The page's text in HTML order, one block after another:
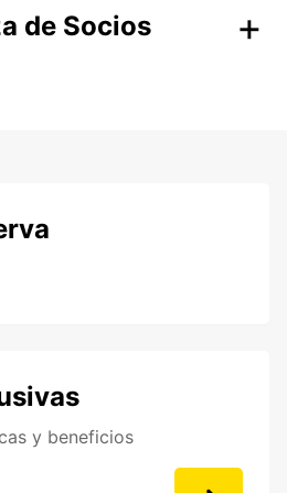
de Socios
y beneficios